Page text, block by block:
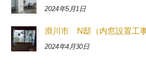
2024年5月1日
滑川市 N邸（内窓設置工事
2024年4月30日